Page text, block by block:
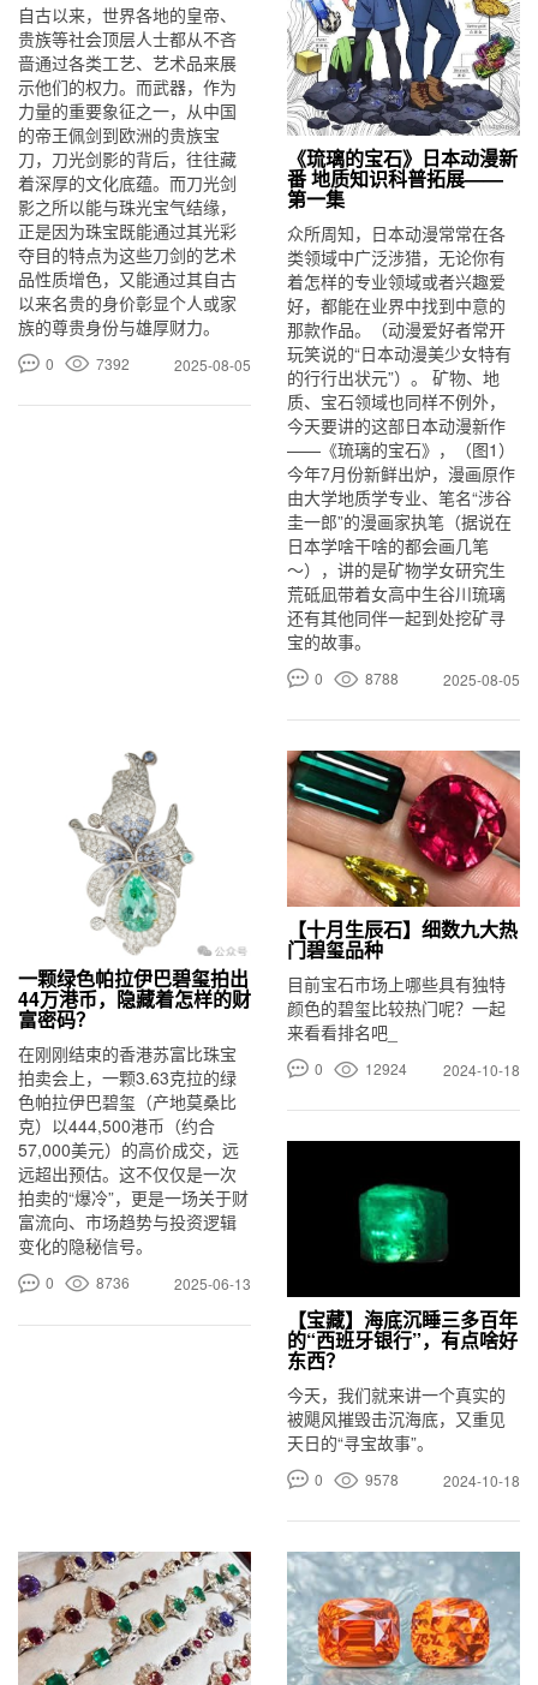
自古以来，世界各地的皇帝、
贵族等社会顶层人士都从不吝
啬通过各类工艺、艺术品来展
示他们的权力。而武器，作为
力量的重要象征之一，从中国
的帝王佩剑到欧洲的贵族宝
刀，刀光剑影的背后，往往藏
着深厚的文化底蕴。而刀光剑
影之所以能与珠光宝气结缘，
正是因为珠宝既能通过其光彩
夺目的特点为这些刀剑的艺术
品性质增色，又能通过其自古
以来名贵的身价彰显个人或家
族的尊贵身份与雄厚财力。
0 7392 2025-08-05
《琉璃的宝石》日本动漫新
番 地质知识科普拓展——
第一集
众所周知，日本动漫常常在各
类领域中广泛涉猎，无论你有
着怎样的专业领域或者兴趣爱
好，都能在业界中找到中意的
那款作品。（动漫爱好者常开
玩笑说的“日本动漫美少女特有
的行行出状元”）。 矿物、地
质、宝石领域也同样不例外，
今天要讲的这部日本动漫新作
——《琉璃的宝石》，（图1）
今年7月份新鲜出炉，漫画原作
由大学地质学专业、笔名“涉谷
圭一郎”的漫画家执笔（据说在
日本学啥干啥的都会画几笔
～），讲的是矿物学女研究生
荒砥凪带着女高中生谷川琉璃
还有其他同伴一起到处挖矿寻
宝的故事。
0 8788 2025-08-05
一颗绿色帕拉伊巴碧玺拍出
44万港币，隐藏着怎样的财
富密码？
在刚刚结束的香港苏富比珠宝
拍卖会上，一颗3.63克拉的绿
色帕拉伊巴碧玺（产地莫桑比
克）以444,500港币（约合
57,000美元）的高价成交，远
远超出预估。这不仅仅是一次
拍卖的“爆冷”，更是一场关于财
富流向、市场趋势与投资逻辑
变化的隐秘信号。
0 8736 2025-06-13
【十月生辰石】细数九大热
门碧玺品种
目前宝石市场上哪些具有独特
颜色的碧玺比较热门呢？一起
来看看排名吧_
0 12924 2024-10-18
【宝藏】海底沉睡三多百年
的“西班牙银行”，有点啥好
东西？
今天，我们就来讲一个真实的
被飓风摧毁击沉海底，又重见
天日的“寻宝故事”。
0 9578 2024-10-18